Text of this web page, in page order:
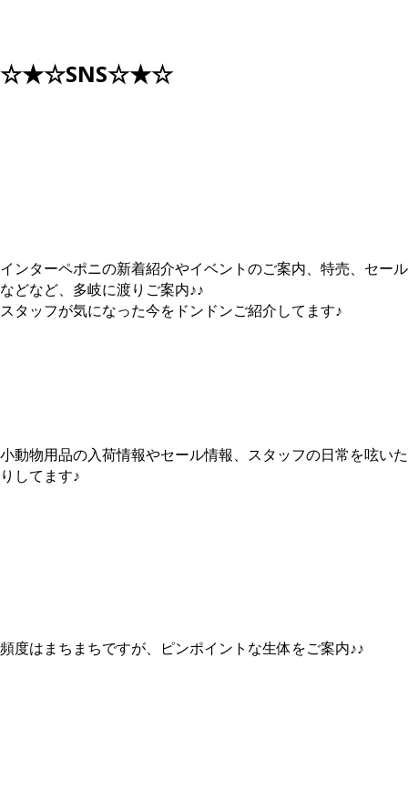
☆★☆SNS☆★☆
インターペポニの新着紹介やイベントのご案内、特売、セール
などなど、多岐に渡りご案内♪♪
スタッフが気になった今をドンドンご紹介してます♪
小動物用品の入荷情報やセール情報、スタッフの日常を呟いた
りしてます♪
頻度はまちまちですが、ピンポイントな生体をご案内♪♪